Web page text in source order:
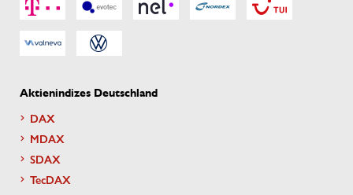
Aktienindizes Deutschland
DAX
MDAX
SDAX
TecDAX